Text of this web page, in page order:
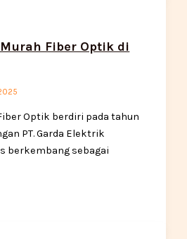
Fiber Optik di
Optik berdiri pada tahun
PT. Garda Elektrik
berkembang sebagai